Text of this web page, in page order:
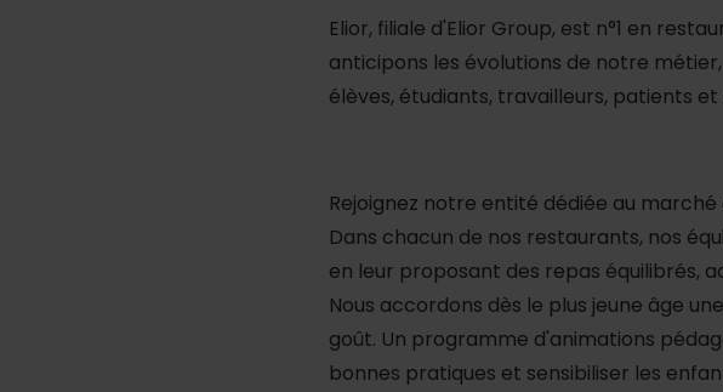
Elior, filiale d'Elior Group, est n°1 en
anticipons les évolutions de notre
élèves, étudiants, travailleurs, patients
Rejoignez notre entité dédiée au
Dans chacun de nos restaurants, nos
en leur proposant des repas équilibrés,
Nous accordons dès le plus jeune âge
goût. Un programme d'animations
bonnes pratiques et sensibiliser les